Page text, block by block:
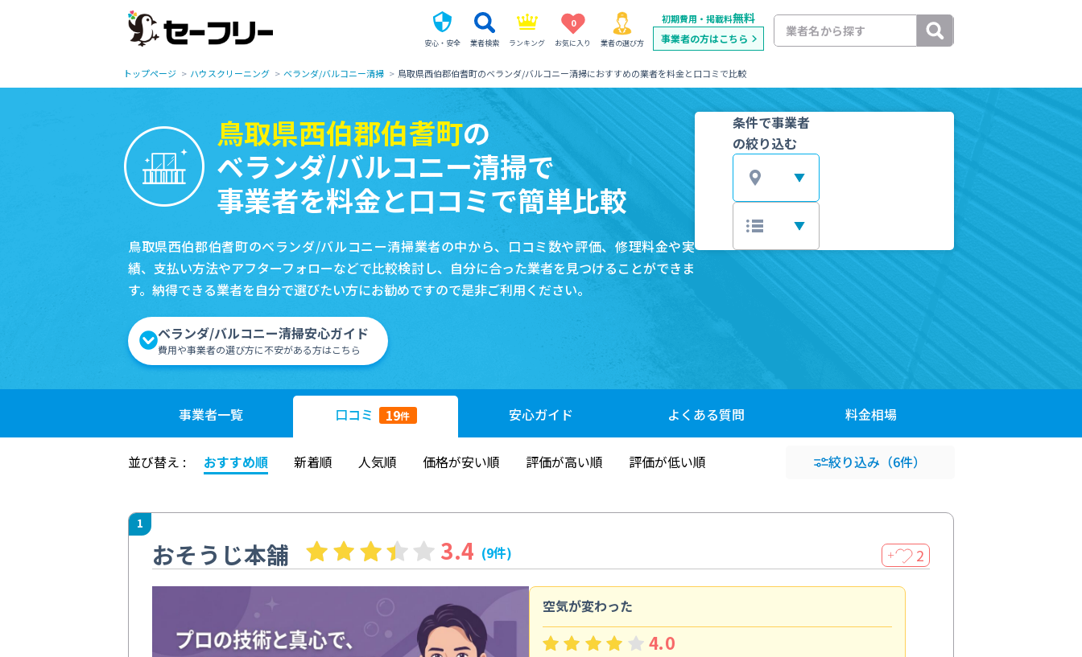
安心・安全 業者検索 ランキング
0
お気に入り 業者の選び方
初期費用・掲載料無料
事業者の方はこちら
トップページ ハウスクリーニング ベランダ/バルコニー清掃 鳥取県西伯郡伯耆町のベランダ/バルコニー清掃におすすめの業者を料金と口コミで比較
鳥取県西伯郡伯耆町の
ベランダ/バルコニー清掃で
事業者を料金と口コミで簡単比較
鳥取県西伯郡伯耆町のベランダ/バルコニー清掃業者の中から、口コミ数や評価、修理料金や実
績、支払い方法やアフターフォローなどで比較検討し、自分に合った業者を見つけることができま
す。納得できる業者を自分で選びたい方にお勧めですので是非ご利用ください。
ベランダ/バルコニー清掃安心ガイド
費用や事業者の選び方に不安がある方はこちら
条件で事業者
の絞り込む
事業者一覧 口コミ 19件 安心ガイド よくある質問 料金相場
並び替え : おすすめ順 新着順 人気順 価格が安い順 評価が高い順 評価が低い順 絞り込み （6件）
1
おそうじ本舗 3.4 (9件) ＋ 2
空気が変わった
4.0